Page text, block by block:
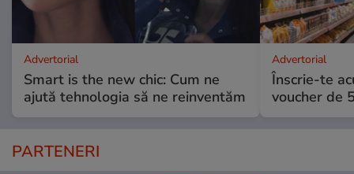
Advertorial
Smart is the new chic: Cum ne
ajută tehnologia să ne reinventăm
Advertorial
Înscrie-te
voucher de
PARTENERI